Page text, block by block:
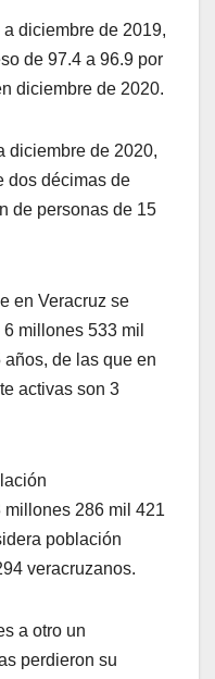
diciembre de 2019,
de 97.4 a 96.9 por
diciembre de 2020.
diciembre de 2020,
dos décimas de
de personas de 15
en Veracruz se
millones 533 mil
de las que en
activas son 3
millones 286 mil 421
población
veracruzanos.
a otro un
perdieron su